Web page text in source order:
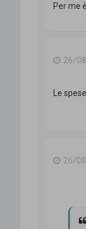
Per me
26/
Le
26/